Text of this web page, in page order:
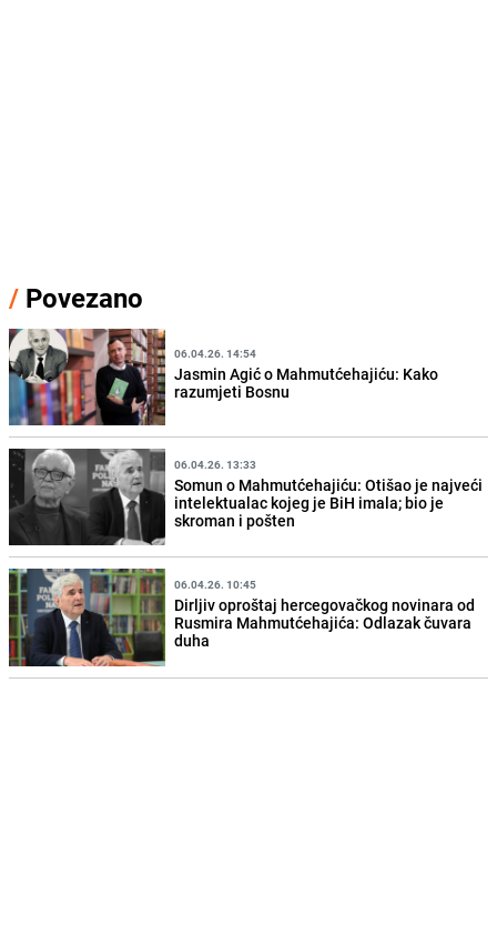
/ Povezano
06.04.26. 14:54
Jasmin Agić o Mahmutćehajiću: Kako
razumjeti Bosnu
06.04.26. 13:33
Somun o Mahmutćehajiću: Otišao je najveći
intelektualac kojeg je BiH imala; bio je
skroman i pošten
06.04.26. 10:45
Dirljiv oproštaj hercegovačkog novinara od
Rusmira Mahmutćehajića: Odlazak čuvara
duha